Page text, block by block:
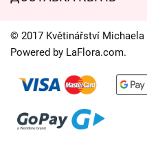
Захист персональних
Час доставки квітів –
Куди ми доставляємо
Контакти
© 2017 Květinářství Michaela
Powered by LaFlora.com.